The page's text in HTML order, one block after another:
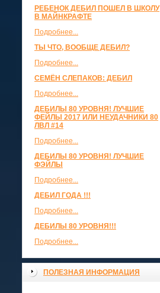
РЕБЕНОК ДЕБИЛ ПОШЕЛ В ШКОЛУ
В МАЙНКРАФТЕ
Подробнее...
ТЫ ЧТО, ВООБЩЕ ДЕБИЛ?
Подробнее...
СЕМЁН СЛЕПАКОВ: ДЕБИЛ
Подробнее...
ДЕБИЛЫ 80 УРОВНЯ! ЛУЧШИЕ
ФЕЙЛЫ 2017 ИЛИ НЕУДАЧНИКИ 80
ЛВЛ #14
Подробнее...
ДЕБИЛЫ 80 УРОВНЯ! ЛУЧШИЕ
ФЭЙЛЫ
Подробнее...
ДЕБИЛ ГОДА !!!
Подробнее...
ДЕБИЛЫ 80 УРОВНЯ!!!
Подробнее...
ПОЛЕЗНАЯ ИНФОРМАЦИЯ